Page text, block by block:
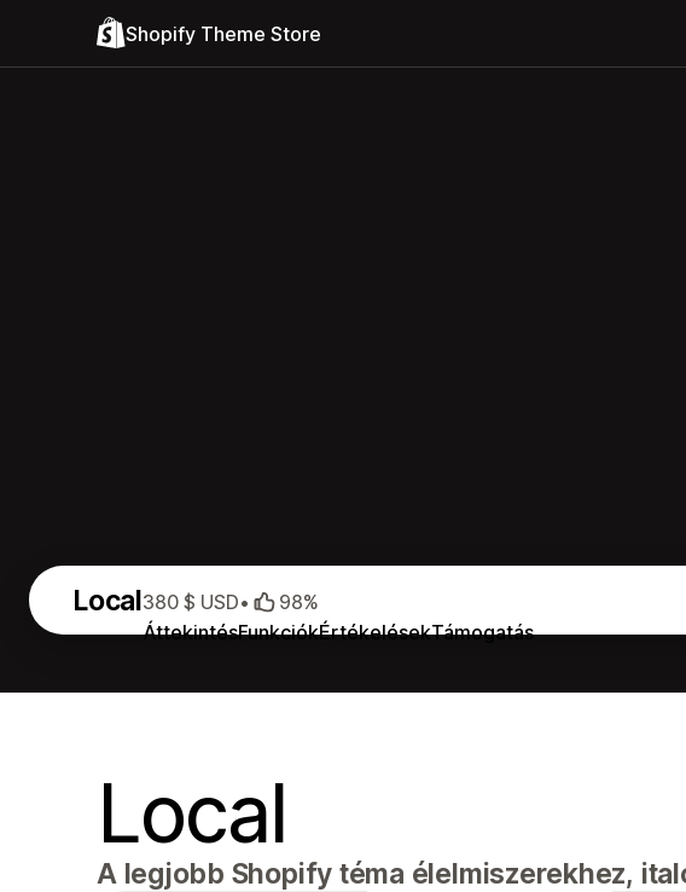
Shopify Theme Store
Local
ÁttekintésFunkciókÉrtékelésekTámogatás
380 $ USD• 98%
Local
A legjobb Shopify téma élelmiszerekhez,